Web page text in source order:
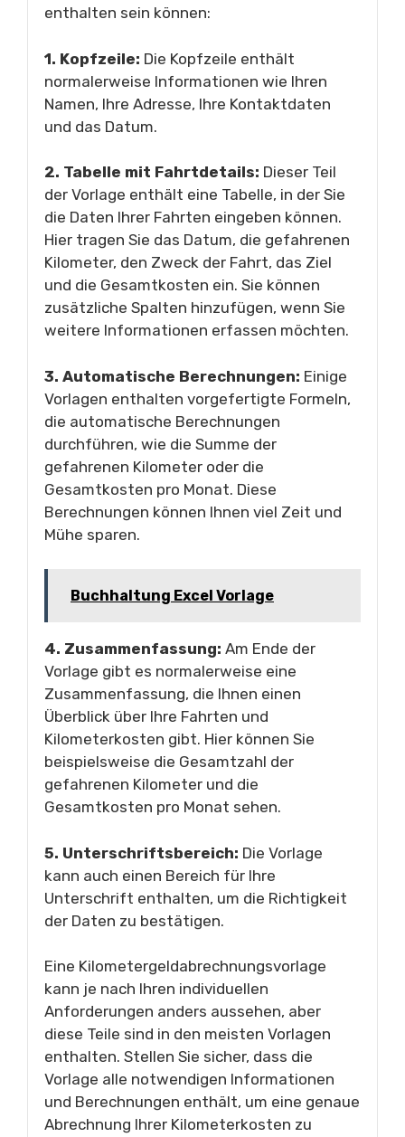
enthalten sein können:
1. Kopfzeile: Die Kopfzeile enthält
normalerweise Informationen wie Ihren
Namen, Ihre Adresse, Ihre Kontaktdaten
und das Datum.
2. Tabelle mit Fahrtdetails: Dieser Teil
der Vorlage enthält eine Tabelle, in der Sie
die Daten Ihrer Fahrten eingeben können.
Hier tragen Sie das Datum, die gefahrenen
Kilometer, den Zweck der Fahrt, das Ziel
und die Gesamtkosten ein. Sie können
zusätzliche Spalten hinzufügen, wenn Sie
weitere Informationen erfassen möchten.
3. Automatische Berechnungen: Einige
Vorlagen enthalten vorgefertigte Formeln,
die automatische Berechnungen
durchführen, wie die Summe der
gefahrenen Kilometer oder die
Gesamtkosten pro Monat. Diese
Berechnungen können Ihnen viel Zeit und
Mühe sparen.
Buchhaltung Excel Vorlage
4. Zusammenfassung: Am Ende der
Vorlage gibt es normalerweise eine
Zusammenfassung, die Ihnen einen
Überblick über Ihre Fahrten und
Kilometerkosten gibt. Hier können Sie
beispielsweise die Gesamtzahl der
gefahrenen Kilometer und die
Gesamtkosten pro Monat sehen.
5. Unterschriftsbereich: Die Vorlage
kann auch einen Bereich für Ihre
Unterschrift enthalten, um die Richtigkeit
der Daten zu bestätigen.
Eine Kilometergeldabrechnungsvorlage
kann je nach Ihren individuellen
Anforderungen anders aussehen, aber
diese Teile sind in den meisten Vorlagen
enthalten. Stellen Sie sicher, dass die
Vorlage alle notwendigen Informationen
und Berechnungen enthält, um eine genaue
Abrechnung Ihrer Kilometerkosten zu